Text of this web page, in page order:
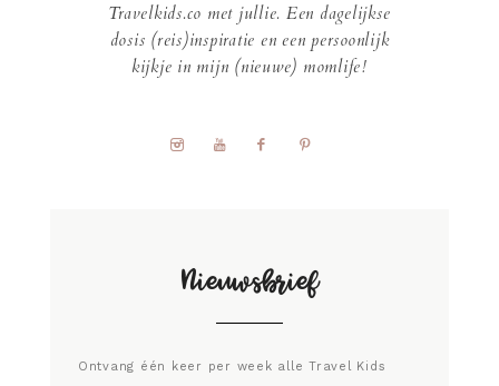
Travelkids.co met jullie. Een dagelijkse
dosis (reis)inspiratie en een persoonlijk
kijkje in mijn (nieuwe) momlife!
Nieuwsbrief
Ontvang één keer per week alle Travel Kids